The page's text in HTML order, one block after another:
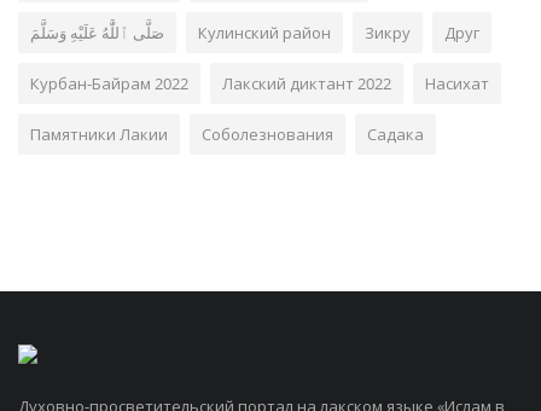
صَلَّى ٱللَّٰهُ عَلَيْهِ وَسَلَّمَ Кулинский район Зикру Друг
Курбан-Байрам 2022 Лакский диктант 2022 Насихат
Памятники Лакии Соболезнования Садака
Духовно-просветительский портал на лакском языке «Ислам в